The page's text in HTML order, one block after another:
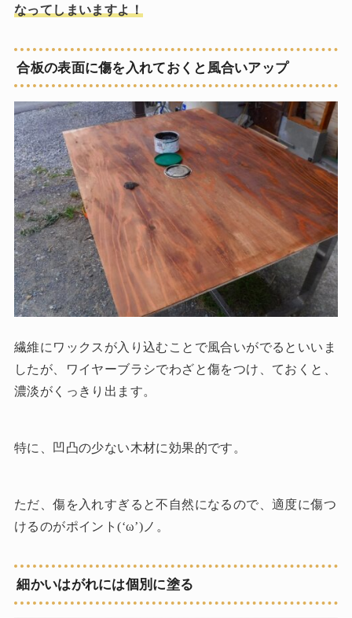
なってしまいますよ！
合板の表面に傷を入れておくと風合いアップ
繊維にワックスが入り込むことで風合いがでるといいま
したが、ワイヤーブラシでわざと傷をつけ、ておくと、
濃淡がくっきり出ます。
特に、凹凸の少ない木材に効果的です。
ただ、傷を入れすぎると不自然になるので、適度に傷つ
けるのがポイント(‘ω’)ノ。
細かいはがれには個別に塗る